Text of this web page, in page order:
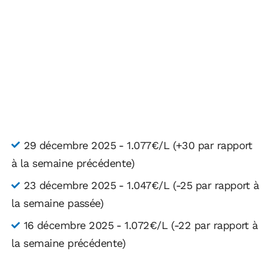
29 décembre 2025 - 1.077€/L (+30 par rapport
à la semaine précédente)
23 décembre 2025 - 1.047€/L (-25 par rapport à
la semaine passée)
16 décembre 2025 - 1.072€/L (-22 par rapport à
la semaine précédente)